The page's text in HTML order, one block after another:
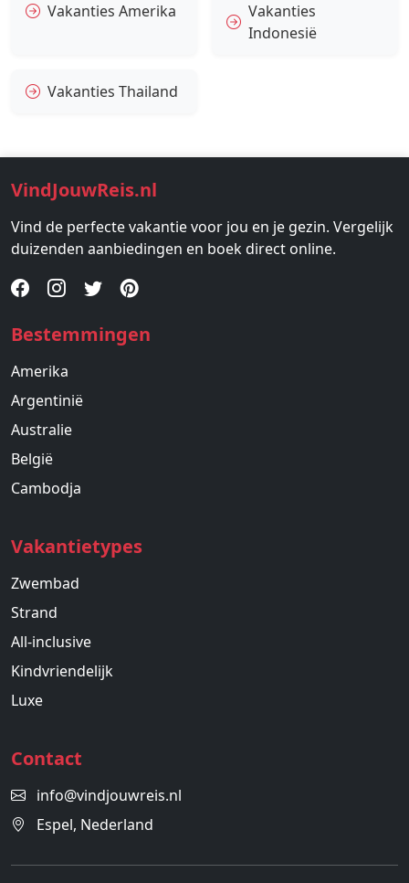
Vakanties Amerika
Vakanties
Indonesië
Vakanties Thailand
VindJouwReis.nl
Vind de perfecte vakantie voor jou en je gezin. Vergelijk
duizenden aanbiedingen en boek direct online.
Bestemmingen
Amerika
Argentinië
Australie
België
Cambodja
Vakantietypes
Zwembad
Strand
All-inclusive
Kindvriendelijk
Luxe
Contact
info@vindjouwreis.nl
Espel, Nederland